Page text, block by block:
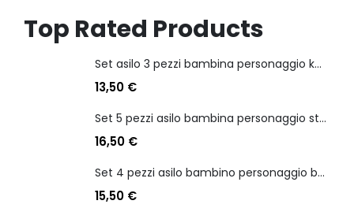
Top Rated Products
Set asilo 3 pezzi bambina personaggio kuromi
13,50 €
Set 5 pezzi asilo bambina personaggio stitch angel
16,50 €
Set 4 pezzi asilo bambino personaggio batman
15,50 €